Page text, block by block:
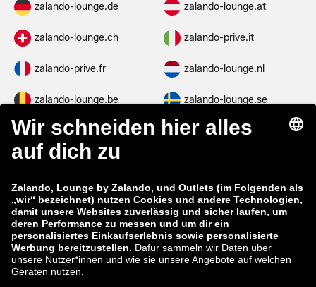
zalando-lounge.de zalando-lounge.at
zalando-lounge.ch zalando-prive.it
zalando-prive.fr zalando-lounge.nl
zalando-lounge.be zalando-lounge.se
zalando-lounge.fi zalando-lounge.dk
zalando-lounge.co.uk
zalando-prive.es zalando-lounge.cz
zalando-lounge.lt zalando-lounge.sk
zalando-lounge.ro zalando-lounge.hr